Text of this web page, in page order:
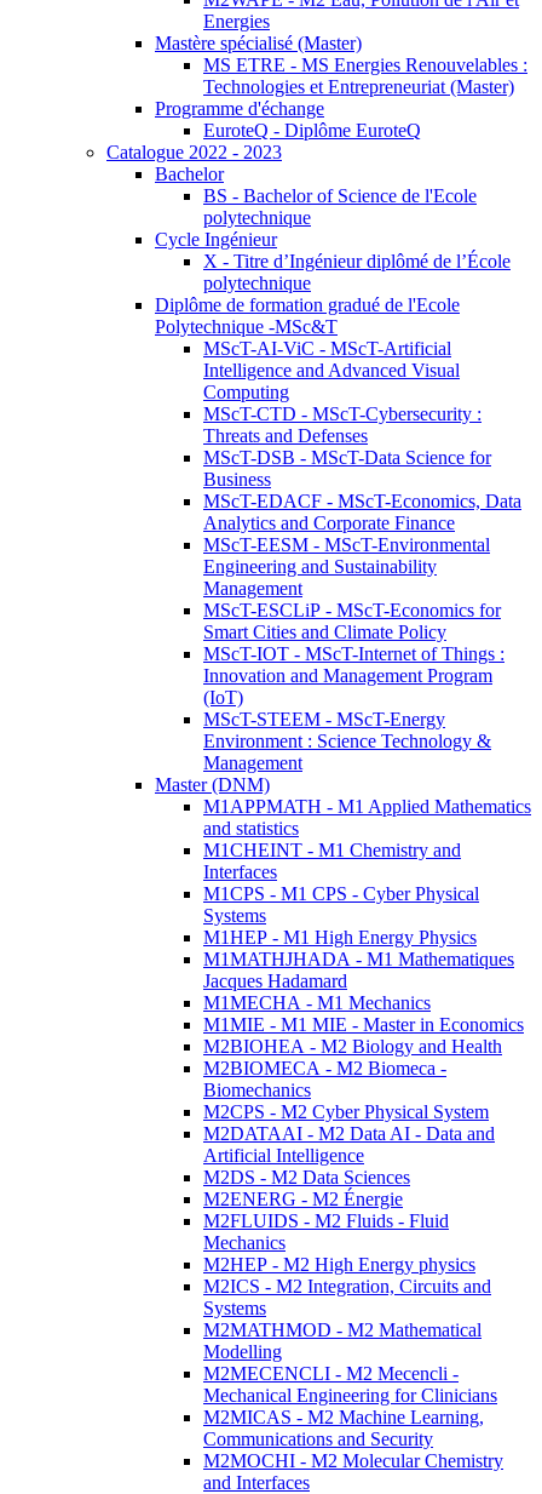
Energies
Mastère spécialisé (Master)
MS ETRE - MS Energies Renouvelables :
Technologies et Entrepreneuriat (Master)
Programme d'échange
EuroteQ - Diplôme EuroteQ
Catalogue 2022 - 2023
Bachelor
BS - Bachelor of Science de l'Ecole
polytechnique
Cycle Ingénieur
X - Titre d’Ingénieur diplômé de l’École
polytechnique
Diplôme de formation gradué de l'Ecole
Polytechnique -MSc&T
MScT-AI-ViC - MScT-Artificial
Intelligence and Advanced Visual
Computing
MScT-CTD - MScT-Cybersecurity :
Threats and Defenses
MScT-DSB - MScT-Data Science for
Business
MScT-EDACF - MScT-Economics, Data
Analytics and Corporate Finance
MScT-EESM - MScT-Environmental
Engineering and Sustainability
Management
MScT-ESCLiP - MScT-Economics for
Smart Cities and Climate Policy
MScT-IOT - MScT-Internet of Things :
Innovation and Management Program
(IoT)
MScT-STEEM - MScT-Energy
Environment : Science Technology &
Management
Master (DNM)
M1APPMATH - M1 Applied Mathematics
and statistics
M1CHEINT - M1 Chemistry and
Interfaces
M1CPS - M1 CPS - Cyber Physical
Systems
M1HEP - M1 High Energy Physics
M1MATHJHADA - M1 Mathematiques
Jacques Hadamard
M1MECHA - M1 Mechanics
M1MIE - M1 MIE - Master in Economics
M2BIOHEA - M2 Biology and Health
M2BIOMECA - M2 Biomeca -
Biomechanics
M2CPS - M2 Cyber Physical System
M2DATAAI - M2 Data AI - Data and
Artificial Intelligence
M2DS - M2 Data Sciences
M2ENERG - M2 Énergie
M2FLUIDS - M2 Fluids - Fluid
Mechanics
M2HEP - M2 High Energy physics
M2ICS - M2 Integration, Circuits and
Systems
M2MATHMOD - M2 Mathematical
Modelling
M2MECENCLI - M2 Mecencli -
Mechanical Engineering for Clinicians
M2MICAS - M2 Machine Learning,
Communications and Security
M2MOCHI - M2 Molecular Chemistry
and Interfaces